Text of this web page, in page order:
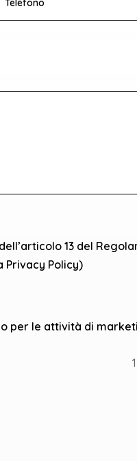
13 del
Privacy Policy)
per le attività di